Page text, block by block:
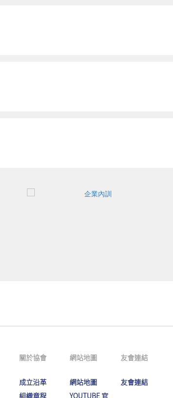
關於協會
成立沿革
組織章程
網站地圖
網站地圖
YOUTUBE 官
友會連結
友會連結